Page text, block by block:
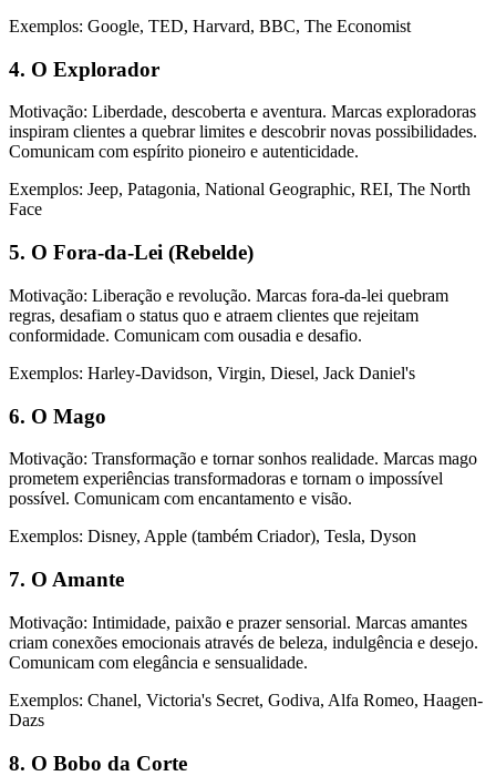
Exemplos: Google, TED, Harvard, BBC, The Economist
4. O Explorador
Motivação: Liberdade, descoberta e aventura. Marcas exploradoras
inspiram clientes a quebrar limites e descobrir novas possibilidades.
Comunicam com espírito pioneiro e autenticidade.
Exemplos: Jeep, Patagonia, National Geographic, REI, The North
Face
5. O Fora-da-Lei (Rebelde)
Motivação: Liberação e revolução. Marcas fora-da-lei quebram
regras, desafiam o status quo e atraem clientes que rejeitam
conformidade. Comunicam com ousadia e desafio.
Exemplos: Harley-Davidson, Virgin, Diesel, Jack Daniel's
6. O Mago
Motivação: Transformação e tornar sonhos realidade. Marcas mago
prometem experiências transformadoras e tornam o impossível
possível. Comunicam com encantamento e visão.
Exemplos: Disney, Apple (também Criador), Tesla, Dyson
7. O Amante
Motivação: Intimidade, paixão e prazer sensorial. Marcas amantes
criam conexões emocionais através de beleza, indulgência e desejo.
Comunicam com elegância e sensualidade.
Exemplos: Chanel, Victoria's Secret, Godiva, Alfa Romeo, Haagen-
Dazs
8. O Bobo da Corte